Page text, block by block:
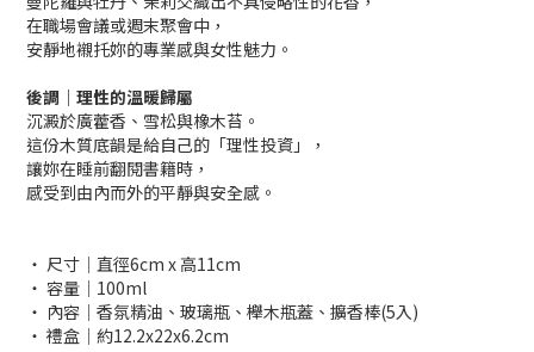
在職場會議或週末聚會中，
安靜地襯托妳的專業感與女性魅力。
後調｜理性的溫暖歸屬
沉澱於廣藿香、雪松與橡木苔。
這份木質底韻是給自己的「理性投資」，
讓妳在睡前翻閱書籍時，
感受到由內而外的平靜與安全感。
‧ 尺寸│直徑6cm x 高11cm
‧ 容量│100ml
‧ 內容│香氛精油、玻璃瓶、櫸木瓶蓋、擴香棒(5入)
‧ 禮盒│約12.2x22x6.2cm